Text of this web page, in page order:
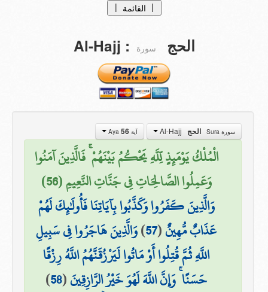
| |
تبرعات
الحج سورة :
Al-Hajj
سورة Sura الحج آية Aya56
الْمُلْكُ يَوْمَئِذٍ لِّلَّهِ يَحْكُمُ بَيْنَهُمْ ۚ فَالَّذِينَ آمَنُوا
وَعَمِلُوا الصَّالِحَاتِ فِي جَنَّاتِ النَّعِيمِ (56)
وَالَّذِينَ كَفَرُوا وَكَذَّبُوا بِآيَاتِنَا فَأُولَٰئِكَ لَهُمْ
عَذَابٌ مُّهِينٌ(
57
)وَالَّذِينَ هَاجَرُوا فِي سَبِيلِ
اللَّهِ ثُمَّ قُتِلُوا أَوْ مَاتُوا لَيَرْزُقَنَّهُمُ اللَّهُ رِزْقًا
حَسَنًا ۚ وَإِنَّ اللَّهَ لَهُوَ خَيْرُ الرَّازِقِينَ(
58
)